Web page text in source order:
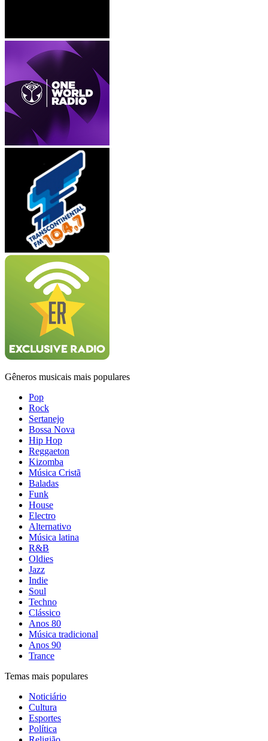
Gêneros musicais mais populares
Pop
Rock
Sertanejo
Bossa Nova
Hip Hop
Reggaeton
Kizomba
Música Cristã
Baladas
Funk
House
Electro
Alternativo
Música latina
R&B
Oldies
Jazz
Indie
Soul
Techno
Clássico
Anos 80
Música tradicional
Anos 90
Trance
Temas mais populares
Noticiário
Cultura
Esportes
Política